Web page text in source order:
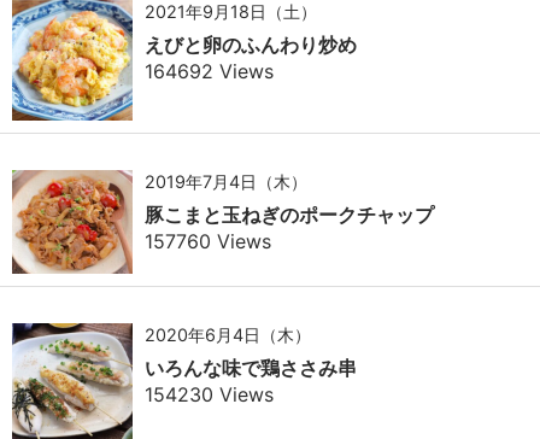
2021年9月18日（土）
えびと卵のふんわり炒め
164692 Views
2019年7月4日（木）
豚こまと玉ねぎのポークチャップ
157760 Views
2020年6月4日（木）
いろんな味で鶏ささみ串
154230 Views